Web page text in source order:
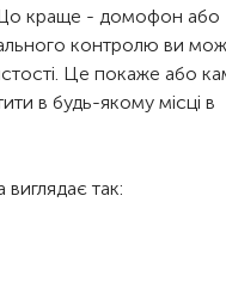
Що краще - домофон або
контролю ви
Це покаже або
в будь-якому місці в
так: